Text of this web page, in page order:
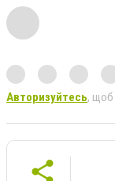
Авторизуйтесь, щоб